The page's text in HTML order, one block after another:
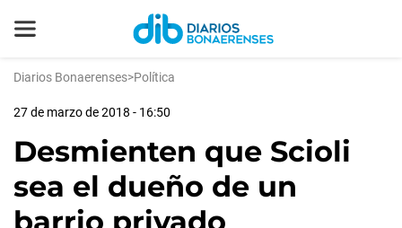
Diarios Bonaerenses>Política
27 de marzo de 2018 - 16:50
Desmienten que Scioli
sea el dueño de un